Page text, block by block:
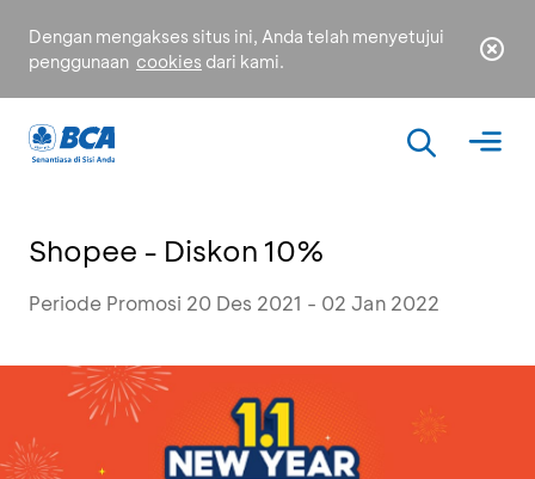
Dengan mengakses situs ini, Anda telah menyetujui
penggunaan cookies dari kami.
Shopee - Diskon 10%
Periode Promosi 20 Des 2021 - 02 Jan 2022